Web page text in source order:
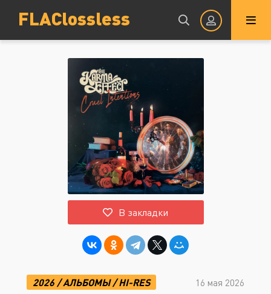
FLAClossless
Запомнить
ВОЙТИ НА САЙТ
Восстановить пароль
Или войти через
В закладки
2026 /АЛЬБОМЫ/HI-RES 16 мая 2026